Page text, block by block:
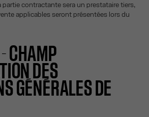
partie contractante sera un prestataire tiers,
applicables seront présentées lors du
CHAMP
DES
GÉNÉRALES DE